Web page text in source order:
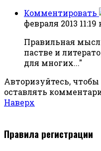
Комментировать
февраля 2013 11:19
Правильная
пастве и
для многих..."
Авторизуйтесь,
оставлять
Наверх
Правила регистрации